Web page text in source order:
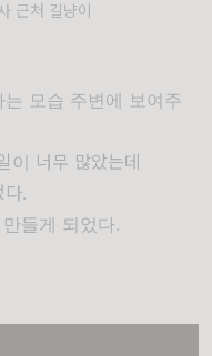
근처 길냥이
는 모습 주변에 보여주
이 너무 많았는데
다.
들게 되었다.